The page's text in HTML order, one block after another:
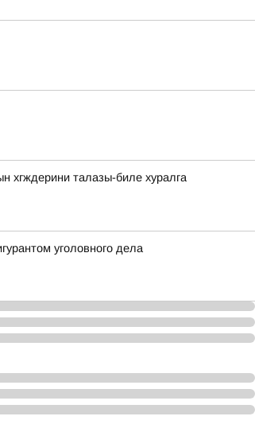
хгждерини талазы-биле хуралга
уголовного дела